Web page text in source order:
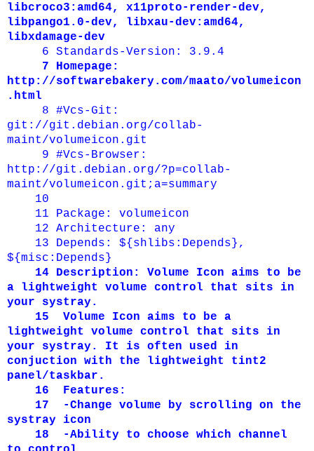
libcroco3:amd64, x11proto-render-dev,
libpango1.0-dev, libxau-dev:amd64,
libxdamage-dev
6
Standards-Version: 3.9.4
7
Homepage:
http://softwarebakery.com/maato/volumeicon
.html
8
#Vcs-Git:
git://git.debian.org/collab-
maint/volumeicon.git
9
#Vcs-Browser:
http://git.debian.org/?p=collab-
maint/volumeicon.git;a=summary
10
11
Package: volumeicon
12
Architecture: any
13
Depends: ${shlibs:Depends},
${misc:Depends}
14
Description: Volume Icon aims to be
a lightweight volume control that sits in
your systray.
15
Volume Icon aims to be a
lightweight volume control that sits in
your systray. It is often used in
conjuction with the lightweight tint2
panel/taskbar.
16
Features:
17
-Change volume by scrolling on the
systray icon
18
-Ability to choose which channel